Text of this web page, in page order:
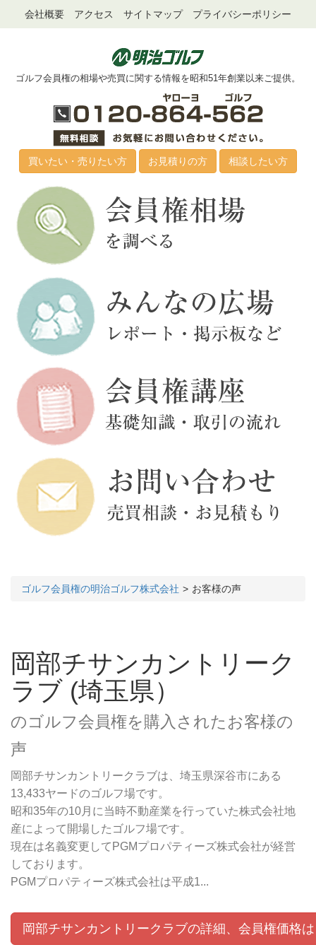
会社概要 アクセス サイトマップ プライバシーポリシー
ゴルフ会員権の相場や売買に関する情報を昭和51年創業以来ご提供。
買いたい・売りたい方 お見積りの方 相談したい方
ゴルフ会員権の明治ゴルフ株式会社 お客様の声
岡部チサンカントリーク
ラブ (埼玉県）
のゴルフ会員権を購入されたお客様の
声
岡部チサンカントリークラブは、埼玉県深谷市にある
13,433ヤードのゴルフ場です。
昭和35年の10月に当時不動産業を行っていた株式会社地
産によって開場したゴルフ場です。
現在は名義変更してPGMプロパティーズ株式会社が経営
しております。
PGMプロパティーズ株式会社は平成1...
岡部チサンカントリークラブの詳細、会員権価格